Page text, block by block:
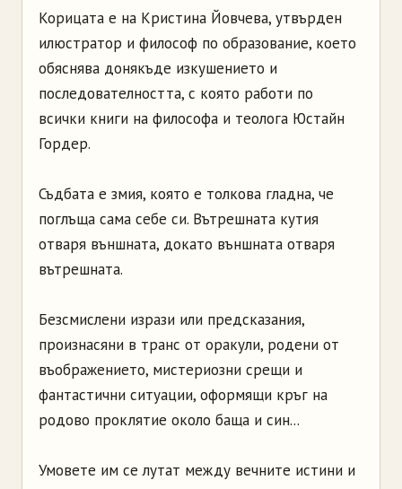
Корицата е на Кристина Йовчева, утвърден
илюстратор и философ по образование, което
обяснява донякъде изкушението и
последователността, с която работи по
всички книги на философа и теолога Юстайн
Гордер.
Съдбата е змия, която е толкова гладна, че
поглъща сама себе си. Вътрешната кутия
отваря външната, докато външната отваря
вътрешната.
Безсмислени изрази или предсказания,
произнасяни в транс от оракули, родени от
въображението, мистериозни срещи и
фантастични ситуации, оформящи кръг на
родово проклятие около баща и син...
Умовете им се лутат между вечните истини и